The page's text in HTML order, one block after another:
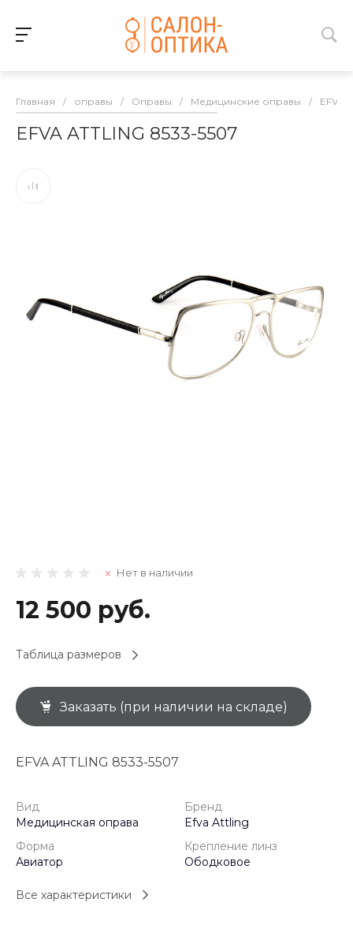
Главная / оправы / Оправы / Медицинские оправы / EFVA
EFVA ATTLING 8533-5507
Нет в наличии
12 500 руб.
Таблица размеров
Заказать (при наличии на складе)
EFVA ATTLING 8533-5507
Вид
Медицинская оправа
Бренд
Efva Attling
Форма
Авиатор
Крепление линз
Ободковое
Все характеристики